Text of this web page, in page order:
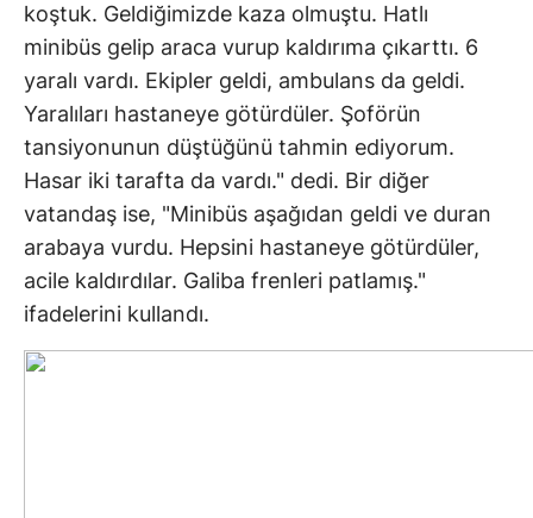
koştuk. Geldiğimizde kaza olmuştu. Hatlı
minibüs gelip araca vurup kaldırıma çıkarttı. 6
yaralı vardı. Ekipler geldi, ambulans da geldi.
Yaralıları hastaneye götürdüler. Şoförün
tansiyonunun düştüğünü tahmin ediyorum.
Hasar iki tarafta da vardı." dedi. Bir diğer
vatandaş ise, "Minibüs aşağıdan geldi ve duran
arabaya vurdu. Hepsini hastaneye götürdüler,
acile kaldırdılar. Galiba frenleri patlamış."
ifadelerini kullandı.